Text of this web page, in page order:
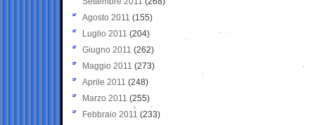
Agosto 2011 (155)
Luglio 2011 (204)
Giugno 2011 (262)
Maggio 2011 (273)
Aprile 2011 (248)
Marzo 2011 (255)
Febbraio 2011 (233)